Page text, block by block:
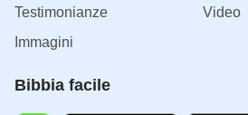
Testimonianze
Video
Immagini
Bibbia facile